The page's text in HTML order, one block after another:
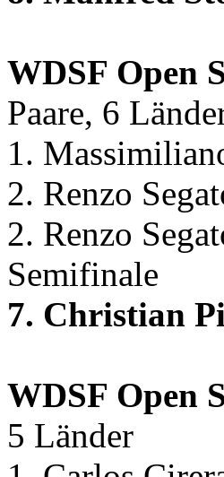
WDSF Open
Paare, 6
1.
2. Renzo
2. Renzo
Semifinale
7. Christian
WDSF Open
5 Länder